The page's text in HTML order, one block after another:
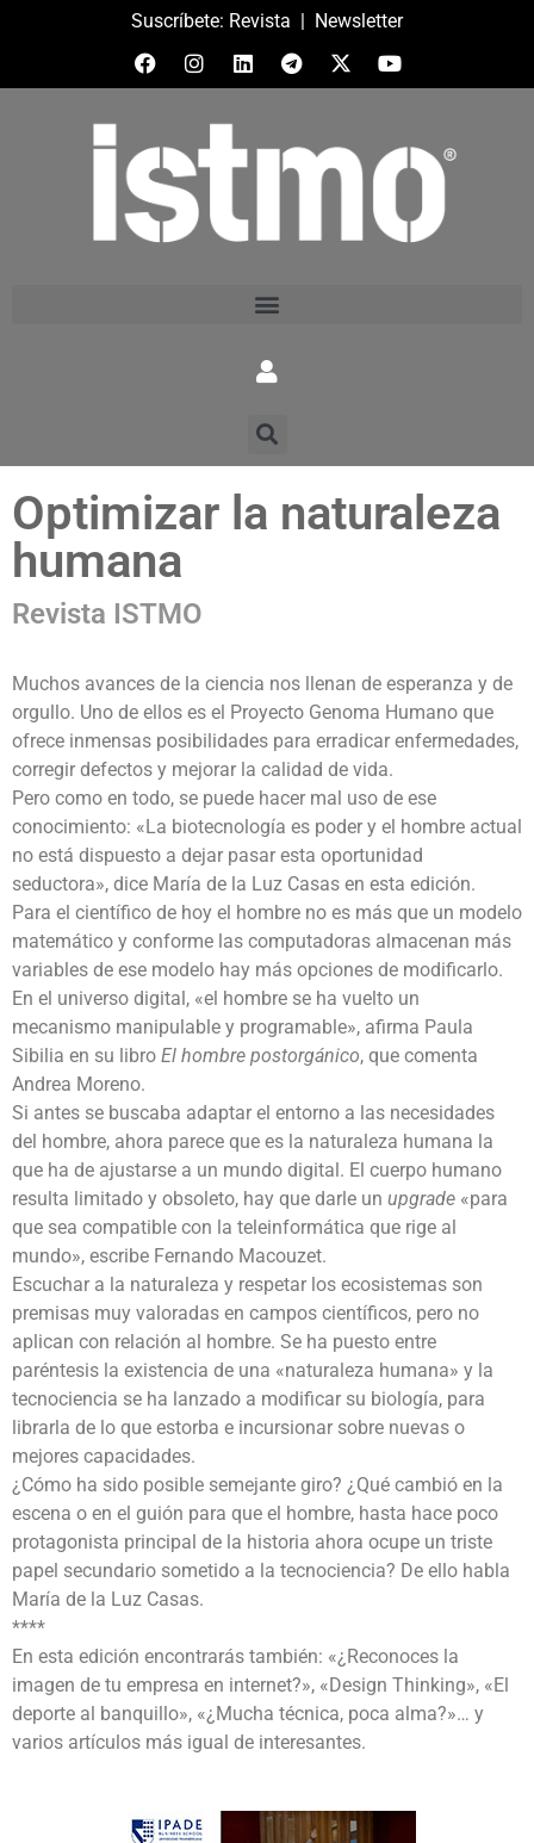
Suscríbete: Revista | Newsletter
Optimizar la naturaleza
humana
Revista ISTMO
Muchos avances de la ciencia nos llenan de esperanza y de
orgullo. Uno de ellos es el Proyecto Genoma Humano que
ofrece inmensas posibilidades para erradicar enfermedades,
corregir defectos y mejorar la calidad de vida.
Pero como en todo, se puede hacer mal uso de ese
conocimiento: «La biotecnología es poder y el hombre actual
no está dispuesto a dejar pasar esta oportunidad
seductora», dice María de la Luz Casas en esta edición.
Para el científico de hoy el hombre no es más que un modelo
matemático y conforme las computadoras almacenan más
variables de ese modelo hay más opciones de modificarlo.
En el universo digital, «el hombre se ha vuelto un
mecanismo manipulable y programable», afirma Paula
Sibilia en su libro El hombre postorgánico, que comenta
Andrea Moreno.
Si antes se buscaba adaptar el entorno a las necesidades
del hombre, ahora parece que es la naturaleza humana la
que ha de ajustarse a un mundo digital. El cuerpo humano
resulta limitado y obsoleto, hay que darle un upgrade «para
que sea compatible con la teleinformática que rige al
mundo», escribe Fernando Macouzet.
Escuchar a la naturaleza y respetar los ecosistemas son
premisas muy valoradas en campos científicos, pero no
aplican con relación al hombre. Se ha puesto entre
paréntesis la existencia de una «naturaleza humana» y la
tecnociencia se ha lanzado a modificar su biología, para
librarla de lo que estorba e incursionar sobre nuevas o
mejores capacidades.
¿Cómo ha sido posible semejante giro? ¿Qué cambió en la
escena o en el guión para que el hombre, hasta hace poco
protagonista principal de la historia ahora ocupe un triste
papel secundario sometido a la tecnociencia? De ello habla
María de la Luz Casas.
****
En esta edición encontrarás también: «¿Reconoces la
imagen de tu empresa en internet?», «Design Thinking», «El
deporte al banquillo», «¿Mucha técnica, poca alma?»… y
varios artículos más igual de interesantes.